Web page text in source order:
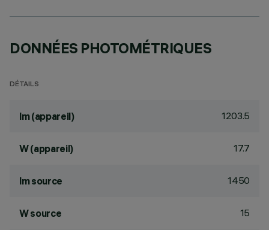
DONNÉES PHOTOMÉTRIQUES
DÉTAILS
lm (appareil) 1203.5
W (appareil) 17.7
lm source 1450
W source 15